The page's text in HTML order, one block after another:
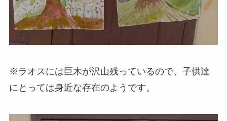
※ラオスには巨木が沢山残っているので、子供達
にとっては身近な存在のようです。